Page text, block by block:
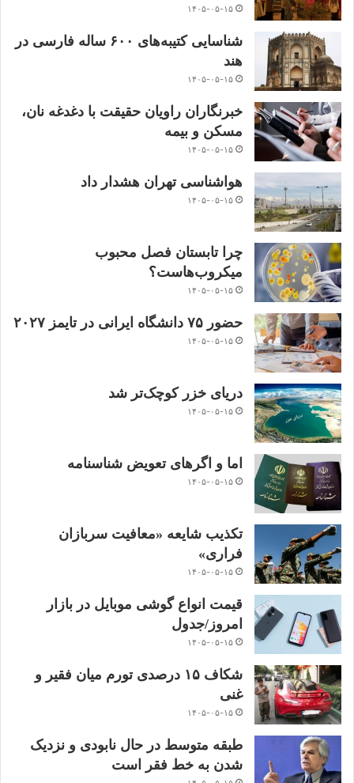
۱۴۰۵-۰۵-۱۵
شناسایی کتیبه‌های ۶۰۰ ساله فارسی در
هند
۱۴۰۵-۰۵-۱۵
خبرنگاران راویان حقیقت با دغدغه نان،
مسکن و بیمه
۱۴۰۵-۰۵-۱۵
هواشناسی تهران هشدار داد
۱۴۰۵-۰۵-۱۵
چرا تابستان فصل محبوب
میکروب‌هاست؟
۱۴۰۵-۰۵-۱۵
حضور ۷۵ دانشگاه ایرانی در تایمز ۲۰۲۷
۱۴۰۵-۰۵-۱۵
دریای خزر کوچک‌تر شد
۱۴۰۵-۰۵-۱۵
اما و اگرهای تعویض شناسنامه
۱۴۰۵-۰۵-۱۵
تکذیب شایعه «معافیت سربازان
فراری»
۱۴۰۵-۰۵-۱۵
قیمت انواع گوشی موبایل در بازار
امروز/جدول
۱۴۰۵-۰۵-۱۵
شکاف ۱۵ درصدی تورم میان فقیر و
غنی
۱۴۰۵-۰۵-۱۵
طبقه متوسط در حال نابودی و نزدیک
شدن به خط فقر است